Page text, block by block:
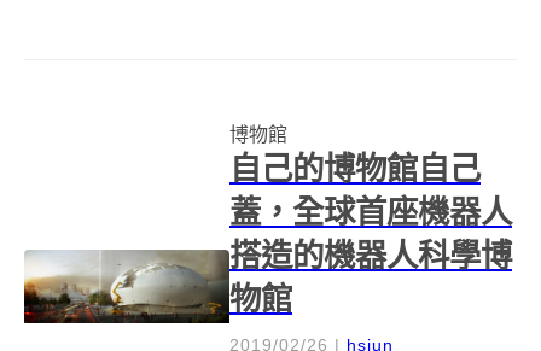
博物館
自己的博物館自己
蓋，全球首座機器人
搭造的機器人科學博
物館
2019/02/26 | hsiun